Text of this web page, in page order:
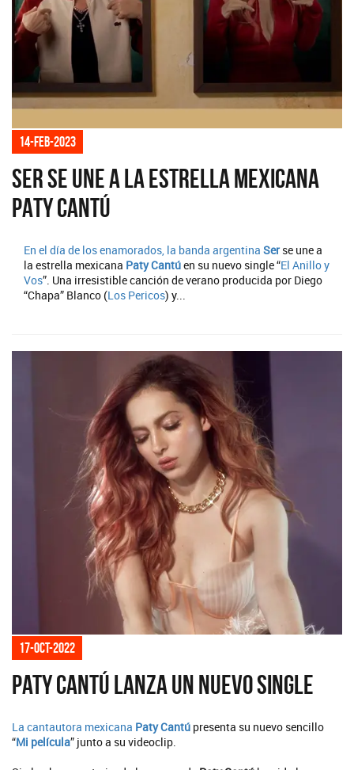
14-feb-2023
SER se une a la estrella mexicana
PATY CANTÚ
En el día de los enamorados, la banda argentina Ser se une a
la estrella mexicana Paty Cantúen su nuevo single “El Anillo y
Vos”. Una irresistible canción de verano producida por Diego
“Chapa” Blanco (Los Pericos) y...
17-oct-2022
Paty Cantú lanza un nuevo single
La cantautora mexicana Paty Cantú presenta su nuevo sencillo
“Mi película” junto a su videoclip.